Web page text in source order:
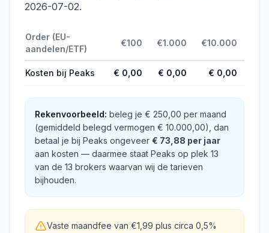
2026-07-02.
Order (EU-
aandelen/ETF)
€100 €1.000 €10.000
Kosten bij Peaks € 0,00 € 0,00 € 0,00
Rekenvoorbeeld: beleg je € 250,00 per maand
(gemiddeld belegd vermogen € 10.000,00), dan
betaal je bij Peaks ongeveer € 73,88 per jaar
aan kosten — daarmee staat Peaks op plek 13
van de 13 brokers waarvan wij de tarieven
bijhouden.
Vaste maandfee van €1,99 plus circa 0,5%